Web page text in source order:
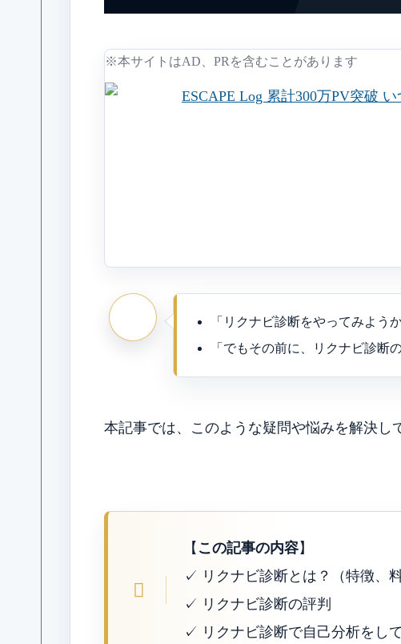
※本サイトはAD、PRを含むことがあります
「リクナビ診断をやってみようか
「でもその前に、リクナビ診断
本記事では、このような疑問や悩みを解決し
【 この記事の内容】
✓ リクナビ診断とは？（特徴、
✓ リクナビ診断の評判
✓ リクナビ診断で自己分析をし